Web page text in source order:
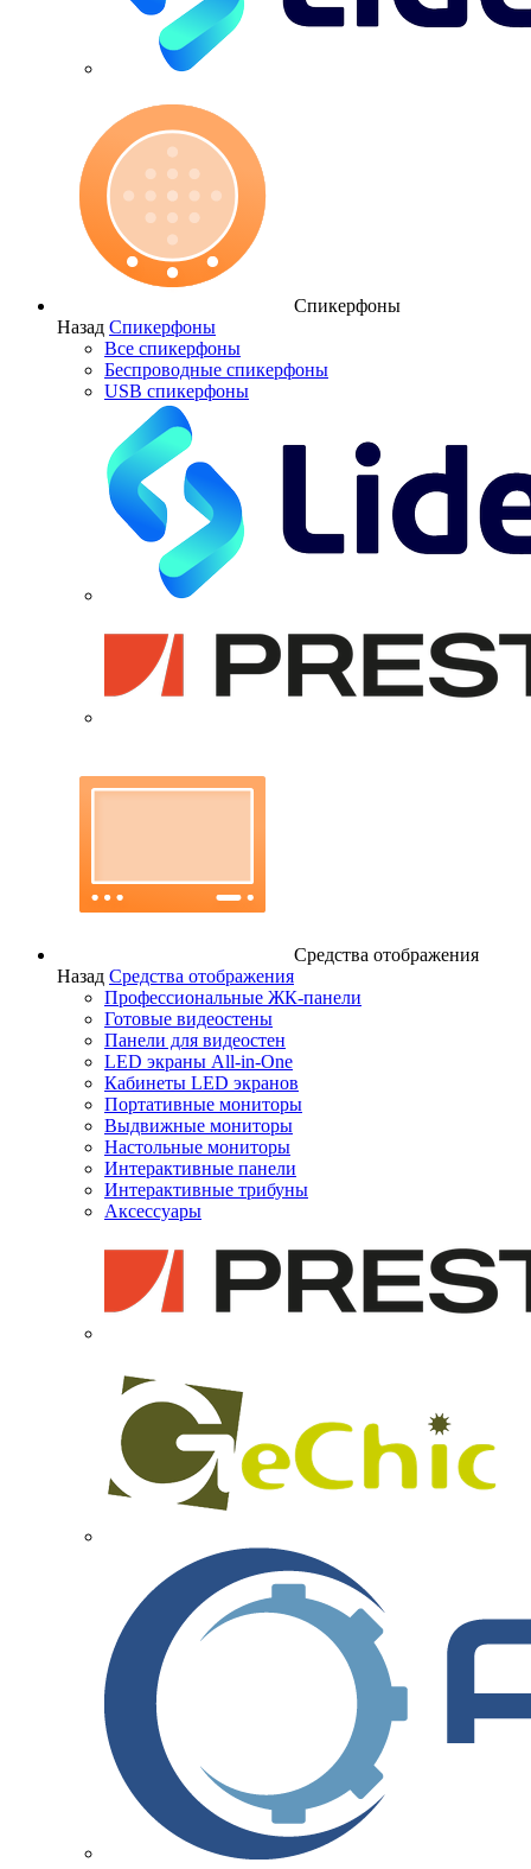
Спикерфоны
Назад Спикерфоны
Все спикерфоны
Беспроводные спикерфоны
USB спикерфоны
Средства отображения
Назад Средства отображения
Профессиональные ЖК-панели
Готовые видеостены
Панели для видеостен
LED экраны All-in-One
Кабинеты LED экранов
Портативные мониторы
Выдвижные мониторы
Настольные мониторы
Интерактивные панели
Интерактивные трибуны
Аксессуары